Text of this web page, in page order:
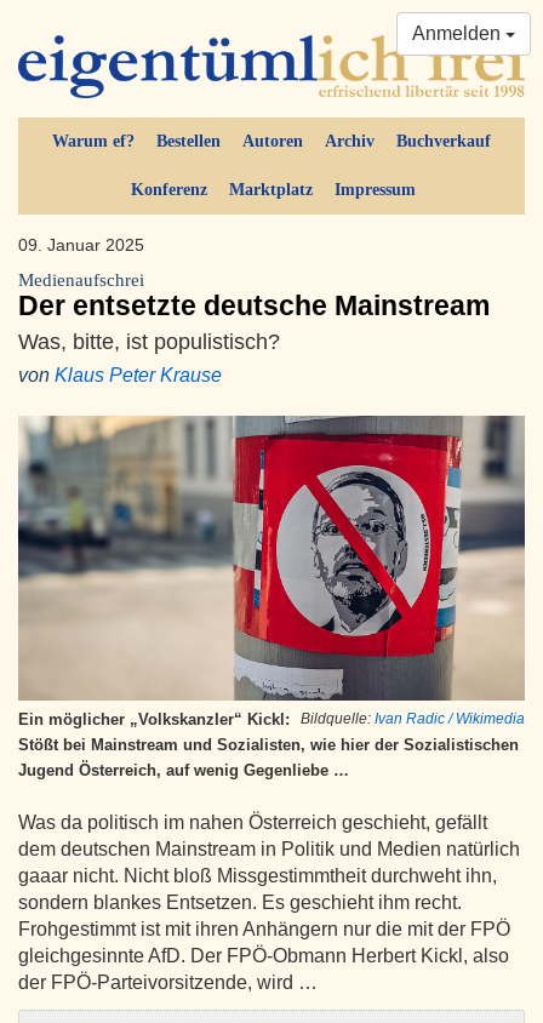
Warum ef? Bestellen Autoren Archiv Buchverkauf
Konferenz Marktplatz Impressum
Anmelden
09. Januar 2025
Medienaufschrei
Der entsetzte deutsche Mainstream
Was, bitte, ist populistisch?
von Klaus Peter Krause
Bildquelle: Ivan Radic / Wikimedia
Ein möglicher „Volkskanzler“ Kickl:
Stößt bei Mainstream und Sozialisten, wie hier der Sozialistischen
Jugend Österreich, auf wenig Gegenliebe …
Was da politisch im nahen Österreich geschieht, gefällt
dem deutschen Mainstream in Politik und Medien natürlich
gaaar nicht. Nicht bloß Missgestimmtheit durchweht ihn,
sondern blankes Entsetzen. Es geschieht ihm recht.
Frohgestimmt ist mit ihren Anhängern nur die mit der FPÖ
gleichgesinnte AfD. Der FPÖ-Obmann Herbert Kickl, also
der FPÖ-Parteivorsitzende, wird …